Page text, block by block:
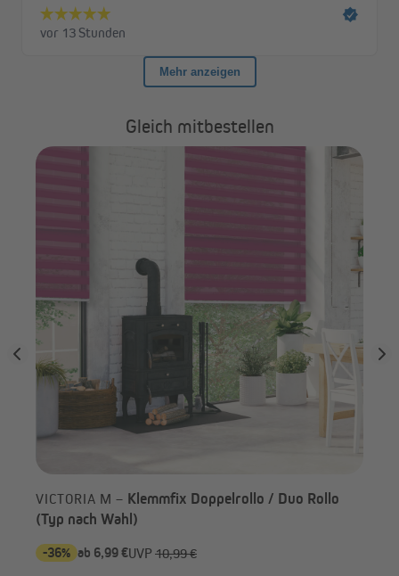
Gleich mitbestellen
VICTORIA M – Klemmfix Doppelrollo / Duo Rollo
(Typ nach Wahl)
-36% ab 6,99 €UVP 10,99 €